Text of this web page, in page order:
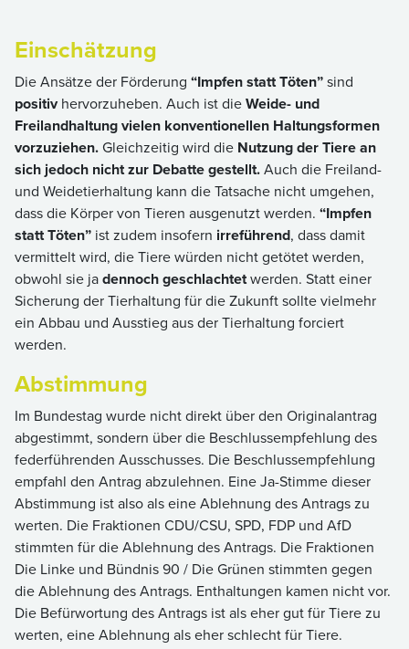
Einschätzung
Die Ansätze der Förderung “Impfen statt Töten”sind
positivhervorzuheben. Auch ist dieWeide- und
Freilandhaltung vielen konventionellen Haltungsformen
vorzuziehen.Gleichzeitig wird die Nutzung der Tiere an
sich jedoch nicht zur Debatte gestellt.Auch die Freiland-
und Weidetierhaltung kann die Tatsache nicht umgehen,
dass die Körper von Tieren ausgenutzt werden. “Impfen
statt Töten” ist zudem insofern irreführend, dass damit
vermittelt wird, die Tiere würden nicht getötet werden,
obwohl sie jadennoch geschlachtetwerden. Statt einer
Sicherung der Tierhaltung für die Zukunft sollte vielmehr
ein Abbau und Ausstieg aus der Tierhaltung forciert
werden.
Abstimmung
Im Bundestag wurde nicht direkt über den Originalantrag
abgestimmt, sondern über die Beschlussempfehlung des
federführenden Ausschusses. Die Beschlussempfehlung
empfahl den Antrag abzulehnen. Eine Ja-Stimme dieser
Abstimmung ist also als eine Ablehnung des Antrags zu
werten. Die Fraktionen CDU/CSU, SPD, FDP und AfD
stimmten für die Ablehnung des Antrags. Die Fraktionen
Die Linke und Bündnis 90 / Die Grünen stimmten gegen
die Ablehnung des Antrags. Enthaltungen kamen nicht vor.
Die Befürwortung des Antrags ist als eher gut für Tiere zu
werten, eine Ablehnung als eher schlecht für Tiere.